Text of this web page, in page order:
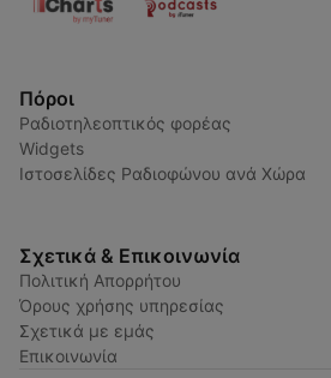
Πόροι
Ραδιοτηλεοπτικός φορέας
Widgets
Ιστοσελίδες Ραδιοφώνου ανά Χώρα
Σχετικά & Επικοινωνία
Πολιτική Απορρήτου
Όρους χρήσης υπηρεσίας
Σχετικά με εμάς
Επικοινωνία